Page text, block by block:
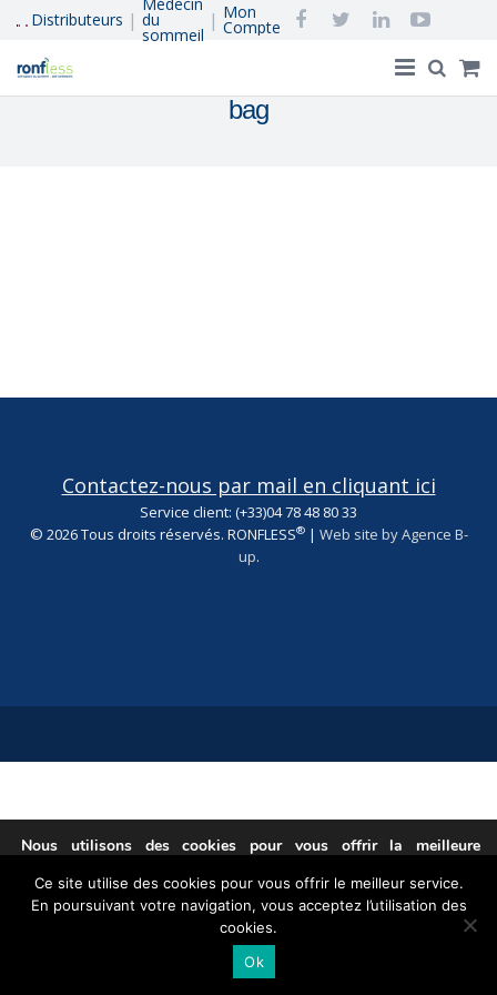
Distributeurs | du
sommeil
| Mon
Compte
bag
Contactez-nous par mail en cliquant ici
Service client: (+33)04 78 48 80 33
© 2026 Tous droits réservés. RONFLESS®| Web site by Agence B-
up.
Nous utilisons des cookies pour vous offrir la meilleure
You can find out more about which cookies we are using or
switch them off insettings.
Ce site utilise des cookies pour vous offrir le meilleur service.
En poursuivant votre navigation, vous acceptez l’utilisation des
cookies.
Ok